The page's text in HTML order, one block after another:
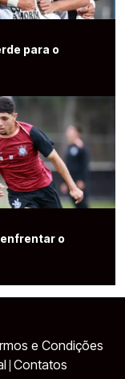
para o
o
e Condições
Contatos